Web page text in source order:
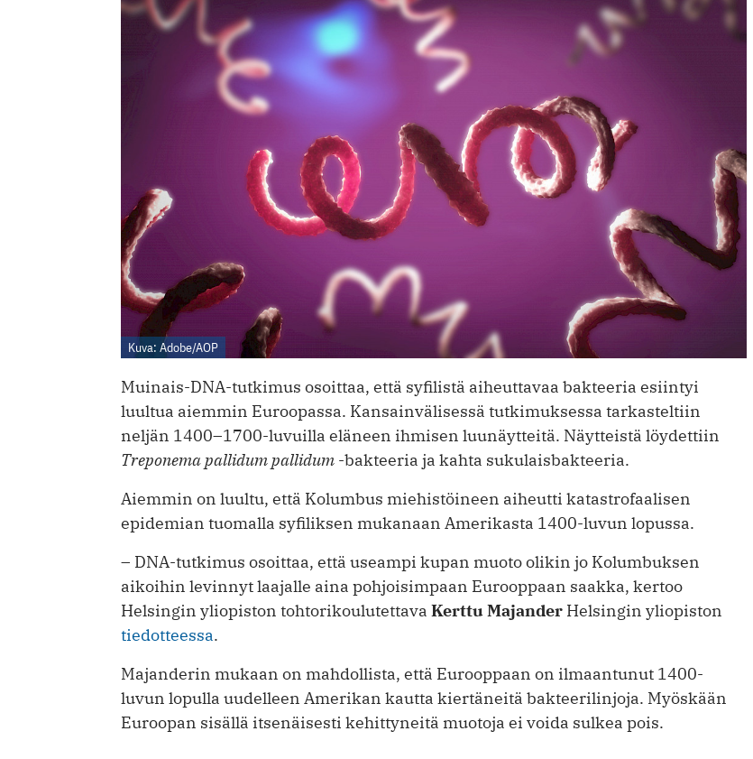
Kuva: Adobe/AOP
Muinais-DNA-tutkimus osoittaa, että syfilistä aiheuttavaa bakteeria esiintyi
luultua aiemmin Euroopassa. Kansainvälisessä tutkimuksessa tarkasteltiin
neljän 1400–1700-luvuilla eläneen ihmisen luunäytteitä. Näytteistä löydettiin
Treponema pallidum pallidum -bakteeria ja kahta sukulaisbakteeria.
Aiemmin on luultu, että Kolumbus miehistöineen aiheutti katastrofaalisen
epidemian tuomalla syfiliksen mukanaan Amerikasta 1400-luvun lopussa.
– DNA-tutkimus osoittaa, että useampi kupan muoto olikin jo Kolumbuksen
aikoihin levinnyt laajalle aina pohjoisimpaan Eurooppaan saakka, kertoo
Helsingin yliopiston tohtorikoulutettava Kerttu Majander Helsingin yliopiston
tiedotteessa.
Majanderin mukaan on mahdollista, että Eurooppaan on ilmaantunut 1400-
luvun lopulla uudelleen Amerikan kautta kiertäneitä bakteerilinjoja. Myöskään
Euroopan sisällä itsenäisesti kehittyneitä muotoja ei voida sulkea pois.